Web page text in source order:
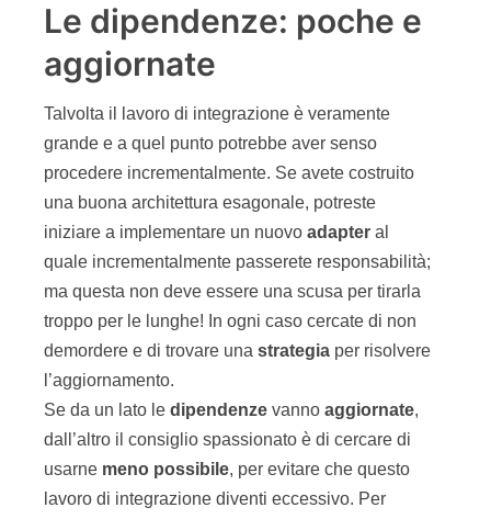
Le dipendenze: poche e
aggiornate
Talvolta il lavoro di integrazione è veramente
grande e a quel punto potrebbe aver senso
procedere incrementalmente. Se avete costruito
una buona architettura esagonale, potreste
iniziare a implementare un nuovo adapter al
quale incrementalmente passerete responsabilità;
ma questa non deve essere una scusa per tirarla
troppo per le lunghe! In ogni caso cercate di non
demordere e di trovare una strategia per risolvere
l’aggiornamento.
Se da un lato le dipendenze vanno aggiornate,
dall’altro il consiglio spassionato è di cercare di
usarne meno possibile, per evitare che questo
lavoro di integrazione diventi eccessivo. Per